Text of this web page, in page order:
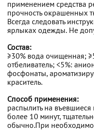
применением средства
прочность окрашенных
Всегда следовать
ярлыках одежды. Не
Состав:
≥30% вода очищенная;
отбеливатель; <5%:
фосфонаты,
краситель.
Способ применения:
распылить на въевшиеся
более 10 минут,
обычно.При